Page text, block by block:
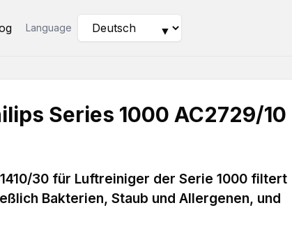
Language ▼
Series 1000 AC2729/10
30 für Luftreiniger der Serie 1000 filtert
Bakterien, Staub und Allergenen, und